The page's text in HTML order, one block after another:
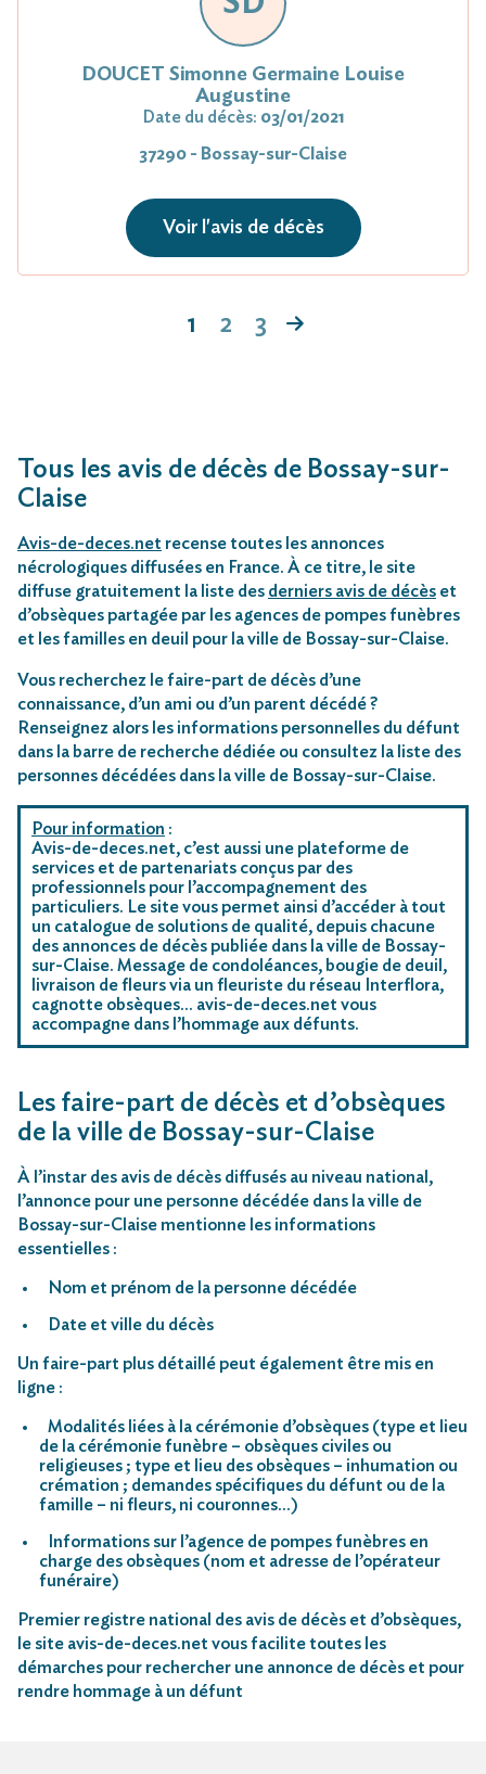
DOUCET Simonne Germaine Louise
Augustine
Date du décès: 03/01/2021
37290 - Bossay-sur-Claise
Voir l'avis de décès
1 2 3
Tous les avis de décès de Bossay-sur-
Claise
Avis-de-deces.net recense toutes les annonces
nécrologiques diffusées en France. À ce titre, le site
diffuse gratuitement la liste des derniers avis de décès et
d’obsèques partagée par les agences de pompes funèbres
et les familles en deuil pour la ville de Bossay-sur-Claise.
Vous recherchez le faire-part de décès d’une
connaissance, d’un ami ou d’un parent décédé ?
Renseignez alors les informations personnelles du défunt
dans la barre de recherche dédiée ou consultez la liste des
personnes décédées dans la ville de Bossay-sur-Claise.
Pour information :
Avis-de-deces.net, c’est aussi une plateforme de
services et de partenariats conçus par des
professionnels pour l’accompagnement des
particuliers. Le site vous permet ainsi d’accéder à tout
un catalogue de solutions de qualité, depuis chacune
des annonces de décès publiée dans la ville de Bossay-
sur-Claise. Message de condoléances, bougie de deuil,
livraison de fleurs via un fleuriste du réseau Interflora,
cagnotte obsèques… avis-de-deces.net vous
accompagne dans l’hommage aux défunts.
Les faire-part de décès et d’obsèques
de la ville de Bossay-sur-Claise
À l’instar des avis de décès diffusés au niveau national,
l’annonce pour une personne décédée dans la ville de
Bossay-sur-Claise mentionne les informations
essentielles :
Nom et prénom de la personne décédée
Date et ville du décès
Un faire-part plus détaillé peut également être mis en
ligne :
Modalités liées à la cérémonie d’obsèques (type et lieu
de la cérémonie funèbre – obsèques civiles ou
religieuses ; type et lieu des obsèques – inhumation ou
crémation ; demandes spécifiques du défunt ou de la
famille – ni fleurs, ni couronnes…)
Informations sur l’agence de pompes funèbres en
charge des obsèques (nom et adresse de l’opérateur
funéraire)
Premier registre national des avis de décès et d’obsèques,
le site avis-de-deces.net vous facilite toutes les
démarches pour rechercher une annonce de décès et pour
rendre hommage à un défunt